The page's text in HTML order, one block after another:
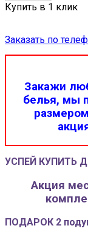
Купить в 1 клик
Заказать по
Закажи
белья, мы
УСПЕЙ КУПИТЬ
Акция
ПОДАРОК 2